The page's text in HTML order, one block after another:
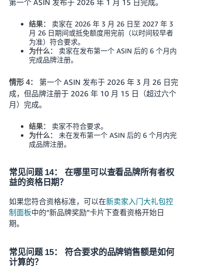
第一个 ASIN 发布于 2026 年 1 月 15 日完成。
结果：
卖家在 2026 年 3 月 26 日至 2027 年 3
月 26 日期间或抵免额度用完前（以时间较早者
为准）符合要求。
为什么：
卖家在发布第一个 ASIN 后的 6 个月内
完成品牌注册。
情形 4：
第一个 ASIN 发布于 2026 年 3 月 26 日完
成，但品牌注册于 2026 年 10 月 15 日（超过六个
月）完成。
结果： 卖家不符合要求。
为什么：
未在发布第一个 ASIN 后的 6 个月内完
成品牌注册。
常见问题 14： 在哪里可以查看品牌所有者权
益的资格日期？
如果您符合资格标准，可以在新卖家入门大礼包控
制面板中的“新品牌奖励”卡片下查看资格开始日
期。
常见问题 15： 符合要求的品牌销售额是如何
计算的？